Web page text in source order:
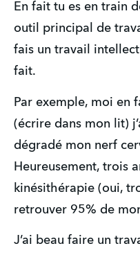
En fait tu es en train
outil principal de
fais un travail
fait.
Par exemple, moi en
(écrire dans mon lit)
dégradé mon nerf
Heureusement, trois
kinésithérapie (oui,
retrouver 95% de
J’ai beau faire un